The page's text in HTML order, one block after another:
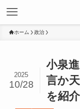
ホーム 政治
小泉
言か
を紹介
2025
10/28